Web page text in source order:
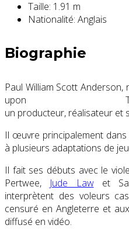
Taille: 1.91 m
Nationalité: Anglais
Biographie
Paul William Scott Anderson,
upon
un producteur, réalisateur et
Il œuvre principalement
à plusieurs adaptations de
Il fait ses débuts avec le
Pertwee, Jude Lawet
interprètent des voleurs
censuré en Angleterre et
diffusé en vidéo.